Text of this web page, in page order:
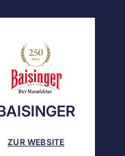
ZUR WEBSITE